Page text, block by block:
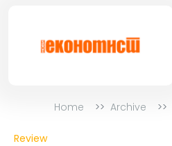
Home Archive
Review